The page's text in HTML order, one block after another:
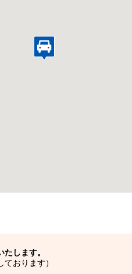
します。
おります）